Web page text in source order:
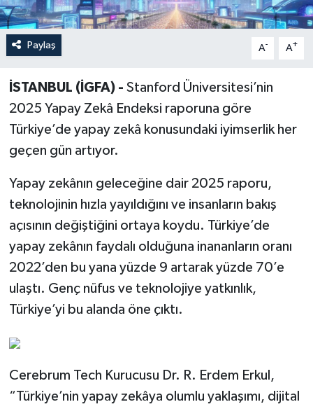
Paylaş A- A+
İSTANBUL (İGFA) - Stanford Üniversitesi’nin
2025 Yapay Zekâ Endeksi raporuna göre
Türkiye’de yapay zekâ konusundaki iyimserlik her
geçen gün artıyor.
Yapay zekânın geleceğine dair 2025 raporu,
teknolojinin hızla yayıldığını ve insanların bakış
açısının değiştiğini ortaya koydu. Türkiye’de
yapay zekânın faydalı olduğuna inananların oranı
2022’den bu yana yüzde 9 artarak yüzde 70’e
ulaştı. Genç nüfus ve teknolojiye yatkınlık,
Türkiye’yi bu alanda öne çıktı.
Cerebrum Tech Kurucusu Dr. R. Erdem Erkul,
“Türkiye’nin yapay zekâya olumlu yaklaşımı, dijital